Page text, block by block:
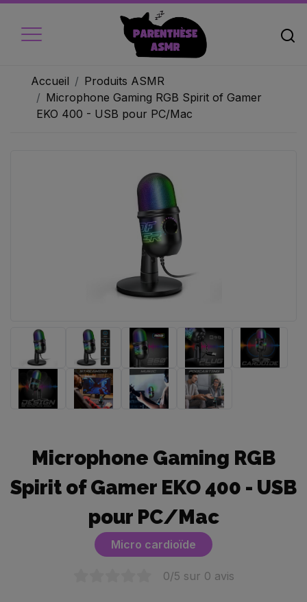
Accueil
Produits ASMR
Microphone Gaming RGB Spirit of Gamer
EKO 400 - USB pour PC/Mac
Microphone Gaming RGB
Spirit of Gamer EKO 400 - USB
pour PC/Mac
Micro cardioïde
0/5 sur 0 avis